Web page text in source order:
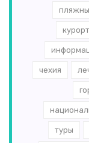
чехия
туры